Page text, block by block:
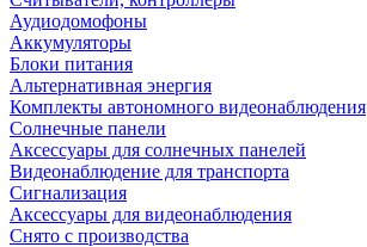
Аудиодомофоны
Аккумуляторы
Блоки питания
Альтернативная энергия
Комплекты автономного видеонаблюдения
Солнечные панели
Аксессуары для солнечных панелей
Видеонаблюдение для транспорта
Сигнализация
Аксессуары для видеонаблюдения
Снято с производства